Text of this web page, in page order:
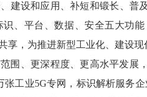
建设和应用、补短和锻长、普
、平台、数据、安全五大功
享，为推进新型工业化、建设现
围、更深程度、更高水平发
工业5G专网，标识解析服务